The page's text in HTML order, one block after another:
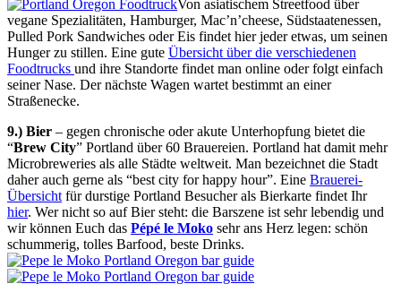
Von asiatischem Streetfood über
vegane Spezialitäten, Hamburger, Mac’n’cheese, Südstaatenessen,
Pulled Pork Sandwiches oder Eis findet hier jeder etwas, um seinen
Hunger zu stillen. Eine gute Übersicht über die verschiedenen
Foodtrucks und ihre Standorte findet man online oder folgt einfach
seiner Nase. Der nächste Wagen wartet bestimmt an einer
Straßenecke.
9.) Bier – gegen chronische oder akute Unterhopfung bietet die
“Brew City” Portland über 60 Brauereien. Portland hat damit mehr
Microbreweries als alle Städte weltweit. Man bezeichnet die Stadt
daher auch gerne als “best city for happy hour”. Eine Brauerei-
Übersicht für durstige Portland Besucher als Bierkarte findet Ihr
hier. Wer nicht so auf Bier steht: die Barszene ist sehr lebendig und
wir können Euch das Pépé le Moko sehr ans Herz legen: schön
schummerig, tolles Barfood, beste Drinks.